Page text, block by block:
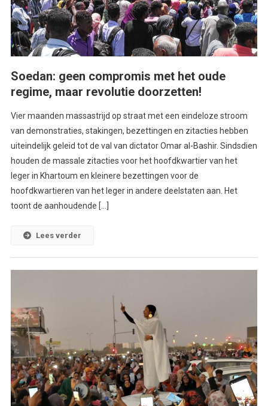
Soedan: geen compromis met het oude
regime, maar revolutie doorzetten!
Vier maanden massastrijd op straat met een eindeloze stroom
van demonstraties, stakingen, bezettingen en zitacties hebben
uiteindelijk geleid tot de val van dictator Omar al-Bashir. Sindsdien
houden de massale zitacties voor het hoofdkwartier van het
leger in Khartoum en kleinere bezettingen voor de
hoofdkwartieren van het leger in andere deelstaten aan. Het
toont de aanhoudende […]
Lees verder